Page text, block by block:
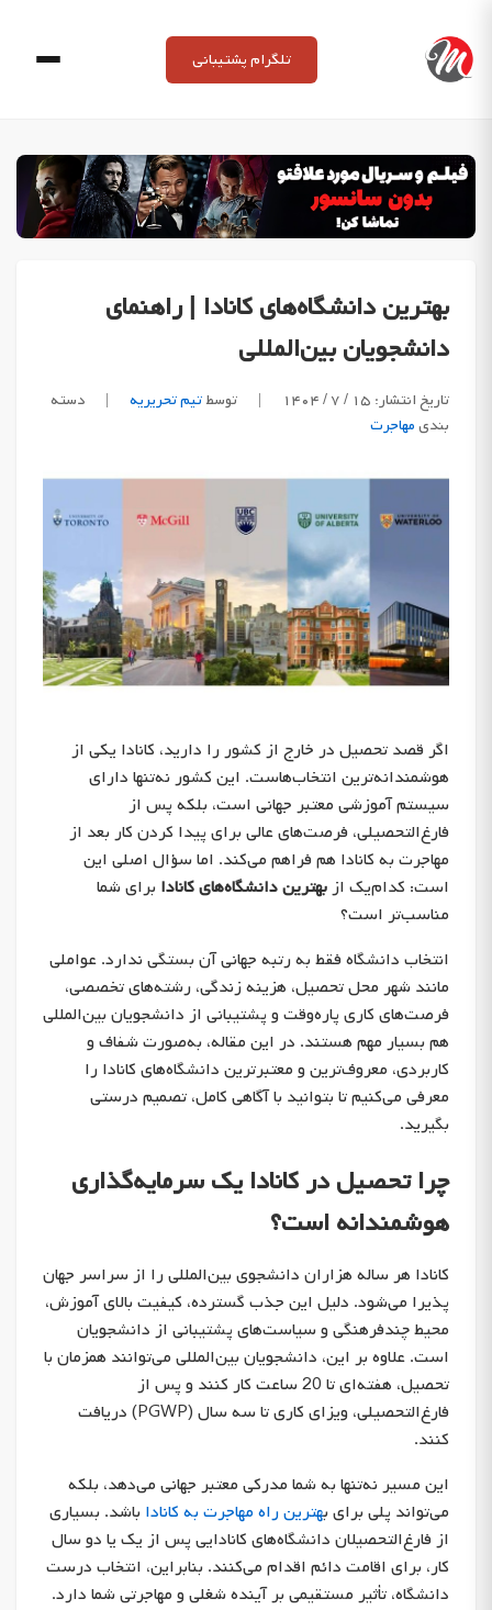
content
تلگرام پشتیبانی
بهترین دانشگاه‌های کانادا | راهنمای
دانشجویان بین‌المللی
تاریخ انتشار: ۱۵ / ۷ / ۱۴۰۴ | توسطتیم تحریریه |
دسته
بندیمهاجرت
اگر قصد تحصیل در خارج از کشور را دارید، کانادا یکی از
هوشمندانه‌ترین انتخاب‌هاست. این کشور نه‌تنها دارای
سیستم آموزشی معتبر جهانی است، بلکه پس از
فارغ‌التحصیلی، فرصت‌های عالی برای پیدا کردن کار بعد از
مهاجرت به کانادا هم فراهم می‌کند. اما سؤال اصلی این
است: کدام‌یک ازبهترین دانشگاه‌های کانادا برای شما
مناسب‌تر است؟
انتخاب دانشگاه فقط به رتبه جهانی آن بستگی ندارد. عواملی
مانند شهر محل تحصیل، هزینه زندگی، رشته‌های تخصصی،
فرصت‌های کاری پاره‌وقت و پشتیبانی از دانشجویان بین‌المللی
هم بسیار مهم هستند. در این مقاله، به‌صورت شفاف و
کاربردی، معروف‌ترین و معتبرترین دانشگاه‌های کانادا را
معرفی می‌کنیم تا بتوانید با آگاهی کامل، تصمیم درستی
بگیرید.
چرا تحصیل در کانادا یک سرمایه‌گذاری
هوشمندانه است؟
کانادا هر ساله هزاران دانشجوی بین‌المللی را از سراسر جهان
پذیرا می‌شود. دلیل این جذب گسترده، کیفیت بالای آموزش،
محیط چندفرهنگی و سیاست‌های پشتیبانی از دانشجویان
است. علاوه بر این، دانشجویان بین‌المللی می‌توانند همزمان با
تحصیل، هفته‌ای تا 20 ساعت کار کنند و پس از
فارغ‌التحصیلی، ویزای کاری تا سه سال (PGWP) دریافت
کنند.
این مسیر نه‌تنها به شما مدرکی معتبر جهانی می‌دهد، بلکه
می‌تواند پلی برای بهترین راه مهاجرت به کانادا باشد. بسیاری
از فارغ‌التحصیلان دانشگاه‌های کانادایی پس از یک یا دو سال
کار، برای اقامت دائم اقدام می‌کنند. بنابراین، انتخاب درست
دانشگاه، تأثیر مستقیمی بر آینده شغلی و مهاجرتی شما دارد.